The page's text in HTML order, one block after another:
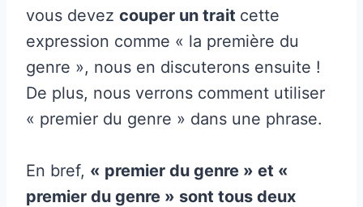
vous devez couper un trait cette
expression comme « la première du
genre », nous en discuterons ensuite !
De plus, nous verrons comment utiliser
« premier du genre » dans une phrase.
En bref, « premier du genre » et «
premier du genre » sont tous deux